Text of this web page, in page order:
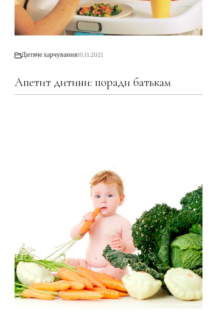
Дитяче харчування10.11.2021
Апетит дитини: поради батькам